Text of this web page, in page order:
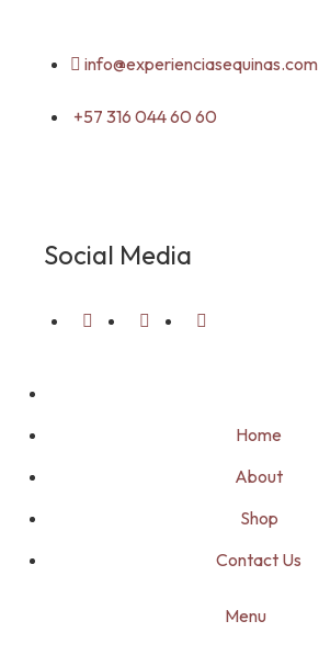
info@experienciasequinas.com
+57 316 044 60 60
Social Media
Home
About
Shop
Contact Us
Menu